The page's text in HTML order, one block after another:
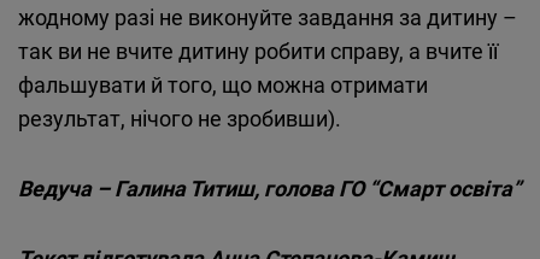
жодному разі не виконуйте завдання за дитину –
так ви не вчите дитину робити справу, а вчите її
фальшувати й того, що можна отримати
результат, нічого не зробивши).
Ведуча – Галина Титиш, голова ГО “Смарт освіта”